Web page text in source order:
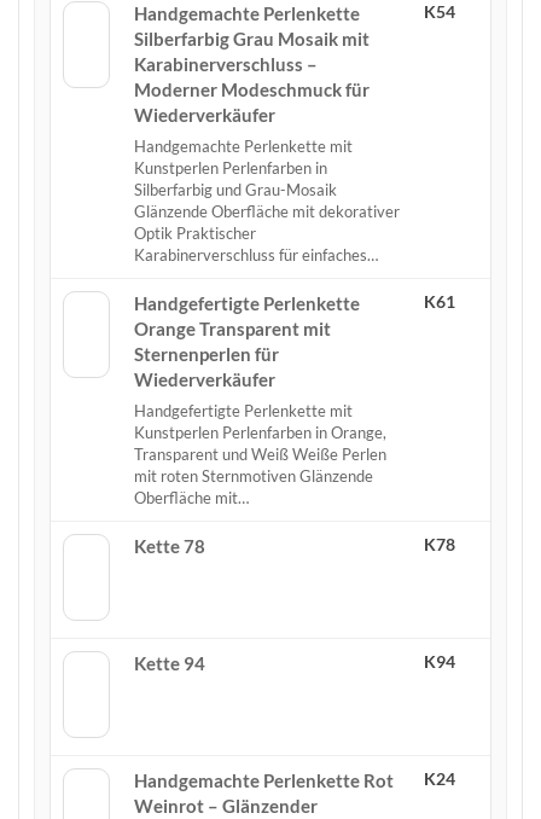
Handgemachte Perlenkette
Silberfarbig Grau Mosaik mit
Karabinerverschluss –
Moderner Modeschmuck für
Wiederverkäufer
Handgemachte Perlenkette mit
Kunstperlen Perlenfarben in
Silberfarbig und Grau-Mosaik
Glänzende Oberfläche mit dekorativer
Optik Praktischer
Karabinerverschluss für einfaches…
K54
Handgefertigte Perlenkette
Orange Transparent mit
Sternenperlen für
Wiederverkäufer
Handgefertigte Perlenkette mit
Kunstperlen Perlenfarben in Orange,
Transparent und Weiß Weiße Perlen
mit roten Sternmotiven Glänzende
Oberfläche mit…
K61
Kette 78 K78
Kette 94 K94
Handgemachte Perlenkette Rot
Weinrot – Glänzender
K24